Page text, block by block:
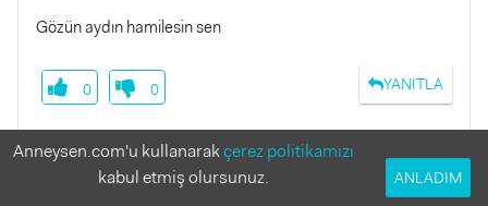
Gözün aydın hamilesin sen
YANITLA
0 0
Yusuf aras
Anneysen.com'u kullanarakçerez politikamızı
kabul etmiş olursunuz.
ANLADIM